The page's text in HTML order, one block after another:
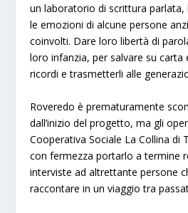
un laboratorio di scrittura
le emozioni di alcune persone
coinvolti. Dare loro libertà di
loro infanzia, per salvare su carta
ricordi e trasmetterli alle
Roveredo è prematuramente
dall’inizio del progetto, ma gli
Cooperativa Sociale La Collina di
con fermezza portarlo a termine
interviste ad altrettante persone
raccontare in un viaggio tra